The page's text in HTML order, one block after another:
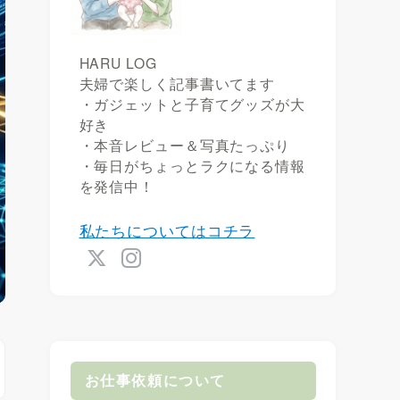
HARU LOG
夫婦で楽しく記事書いてます
・ガジェットと子育てグッズが大
好き
・本音レビュー＆写真たっぷり
・毎日がちょっとラクになる情報
を発信中！
私たちについてはコチラ
お仕事依頼について